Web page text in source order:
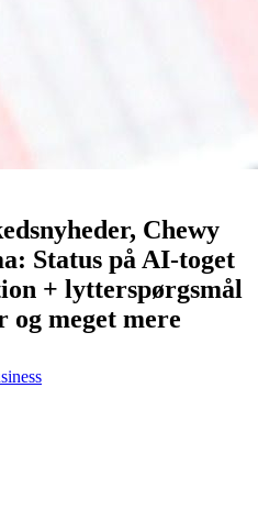
Chewy
Status på AI-toget
+ lytterspørgsmål
og meget mere